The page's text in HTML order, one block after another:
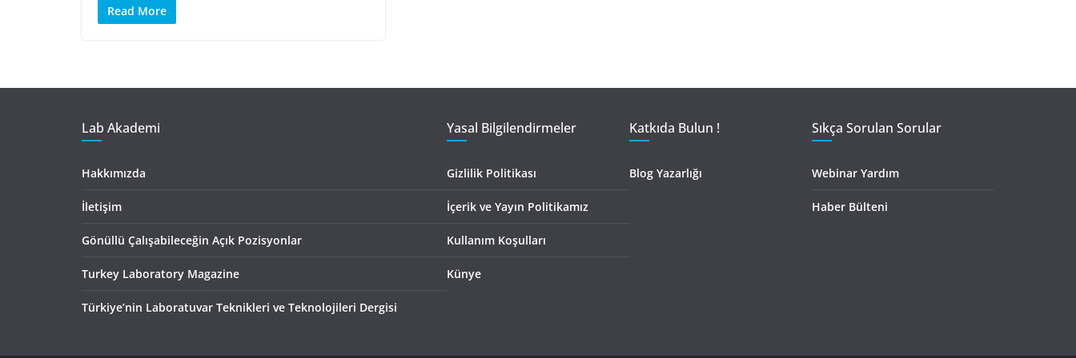
Read More
Lab Akademi
Hakkımızda
İletişim
Gönüllü Çalışabileceğin Açık Pozisyonlar
Turkey Laboratory Magazine
Türkiye’nin Laboratuvar Teknikleri ve Teknolojileri Dergisi
Yasal Bilgilendirmeler
Gizlilik Politikası
İçerik ve Yayın Politikamız
Kullanım Koşulları
Künye
Katkıda Bulun !
Blog Yazarlığı
Sıkça Sorulan Sorular
Webinar Yardım
Haber Bülteni